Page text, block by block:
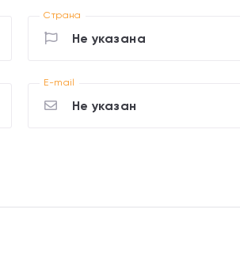
Страна
Не указана
E-mail
Не указан